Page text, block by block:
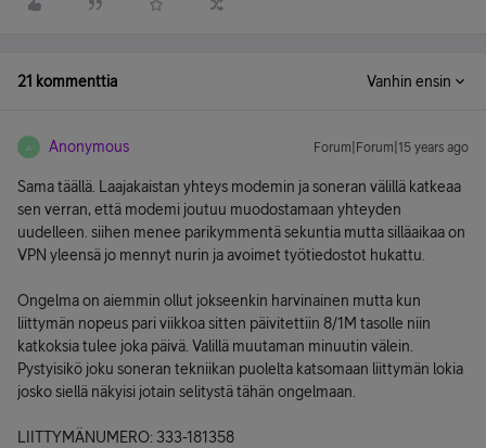
21 kommenttia Vanhin ensin
A Anonymous Forum|Forum|15 years ago
Sama täällä. Laajakaistan yhteys modemin ja soneran välillä katkeaa
sen verran, että modemi joutuu muodostamaan yhteyden
uudelleen. siihen menee parikymmentä sekuntia mutta silläaikaa on
VPN yleensä jo mennyt nurin ja avoimet työtiedostot hukattu.
Ongelma on aiemmin ollut jokseenkin harvinainen mutta kun
liittymän nopeus pari viikkoa sitten päivitettiin 8/1M tasolle niin
katkoksia tulee joka päivä. Valillä muutaman minuutin välein.
Pystyisikö joku soneran tekniikan puolelta katsomaan liittymän lokia
josko siellä näkyisi jotain selitystä tähän ongelmaan.
LIITTYMÄNUMERO: 333-181358